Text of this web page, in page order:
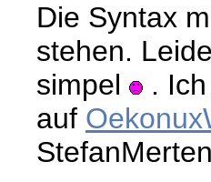
Die Syntax
stehen.
simpel
.
auf